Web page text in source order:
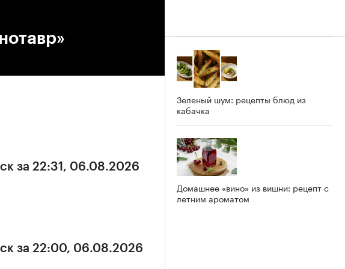
за 22:31, 06.08.2026
за 22:00, 06.08.2026
Зеленый шум: рецепты блюд из
кабачка
Домашнее «вино» из вишни: рецепт с
летним ароматом